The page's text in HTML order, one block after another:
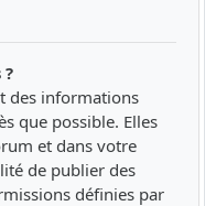
des informations
que possible. Elles
et dans votre
de publier des
définies par